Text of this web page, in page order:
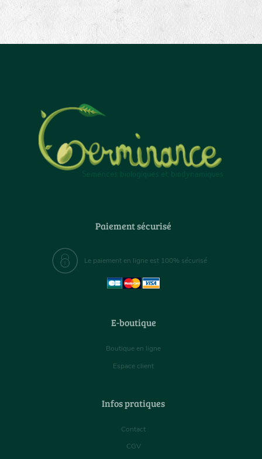
Paiement sécurisé
Le paiement en ligne est 100% sécurisé
E-boutique
Boutique en ligne
Espace client
Infos pratiques
Contact
CGV